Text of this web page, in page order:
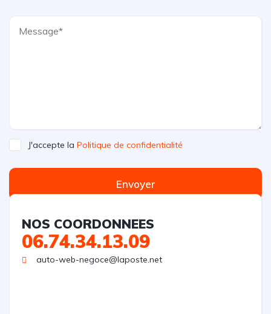
J'accepte la Politique de confidentialité
Envoyer
NOS COORDONNEES
06.74.34.13.09
auto-web-negoce@laposte.net